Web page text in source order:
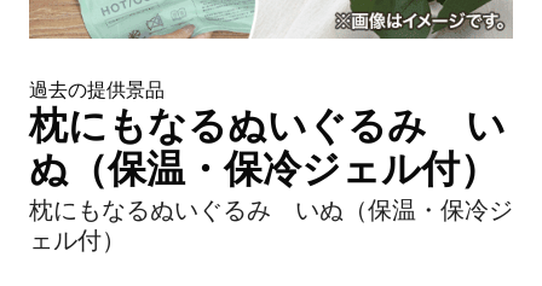
過去の提供景品
枕にもなるぬいぐるみ い
ぬ（保温・保冷ジェル付）
枕にもなるぬいぐるみ いぬ（保温・保冷ジ
ェル付）